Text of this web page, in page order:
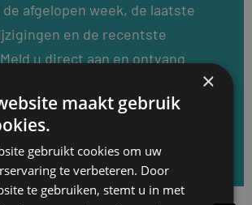
afgelopen week, de laatste
en de recentste
u direct aan en ontvang
×
maakt gebruik
gebruikt cookies om uw
te verbeteren. Door
te gebruiken, stemt u in met